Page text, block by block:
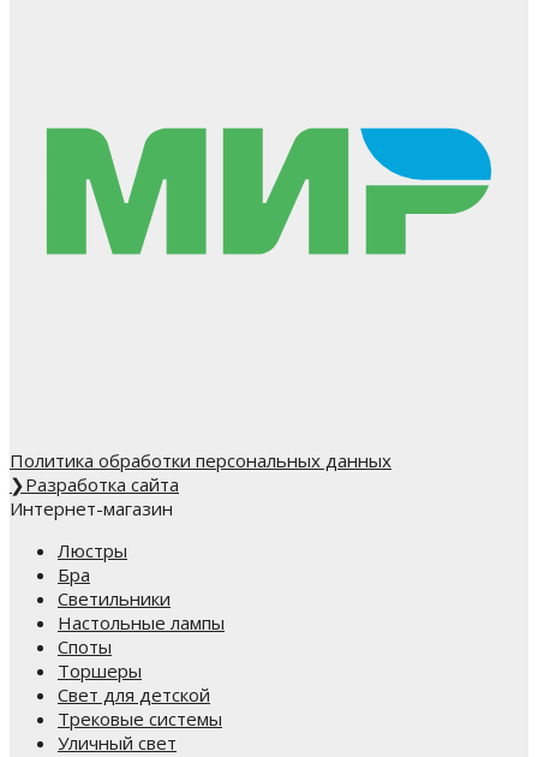
Политика обработки персональных данных
❯Разработка сайта
Интернет-магазин
Люстры
Бра
Светильники
Настольные лампы
Споты
Торшеры
Свет для детской
Трековые системы
Уличный свет